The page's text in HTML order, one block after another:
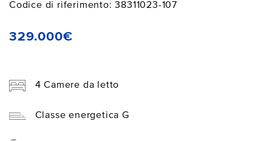
Codice di riferimento: 38311023-107
329.000€
4 Camere da letto
Classe energetica G